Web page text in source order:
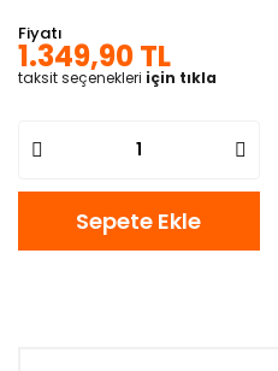
Fiyatı
1.349,90 TL
taksit seçenekleri için tıkla
Sepete Ekle